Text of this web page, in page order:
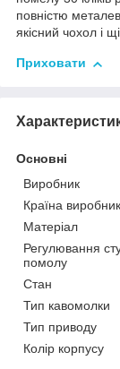
повністю
якісний чохол і
Приховати
Основні
Виробник
Країна виробник
Матеріал
Регулювання
помолу
Стан
Тип кавомолки
Тип приводу
Колір корпусу